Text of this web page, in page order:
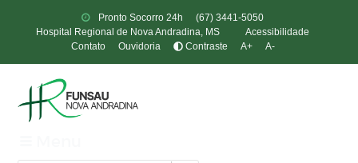
Pronto Socorro 24h
(67) 3441-5050
Hospital Regional de Nova Andradina, MS
Acessibilidade
Contato
Ouvidoria Contraste A+ A-